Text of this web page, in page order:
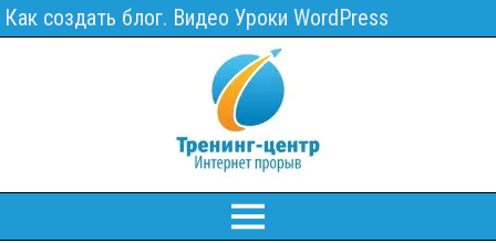
Как создать блог. Видео Уроки WordPress